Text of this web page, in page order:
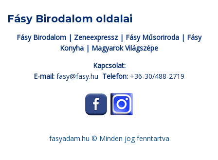
Fásy Birodalom oldalai
Fásy Birodalom | Zeneexpressz | Fásy Műsoriroda | Fásy
Konyha | Magyarok Világszépe
Kapcsolat:
E-mail: fasy@fasy.hu Telefon: +36-30/488-2719
fasyadam.hu © Minden jog fenntartva